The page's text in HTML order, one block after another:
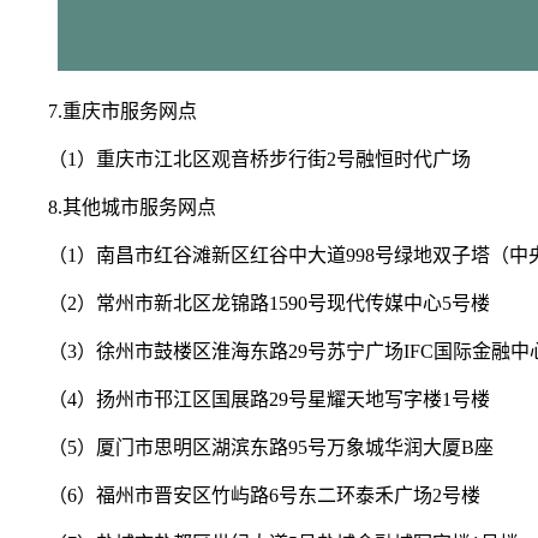
7.重庆市服务网点
（1）重庆市江北区观音桥步行街2号融恒时代广场
8.其他城市服务网点
（1）南昌市红谷滩新区红谷中大道998号绿地双子塔（
（2）常州市新北区龙锦路1590号现代传媒中心5号楼
（3）徐州市鼓楼区淮海东路29号苏宁广场IFC国际金融中
（4）扬州市邗江区国展路29号星耀天地写字楼1号楼
（5）厦门市思明区湖滨东路95号万象城华润大厦B座
（6）福州市晋安区竹屿路6号东二环泰禾广场2号楼